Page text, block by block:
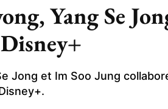
Yang Se
Jong et Im Soo Jung